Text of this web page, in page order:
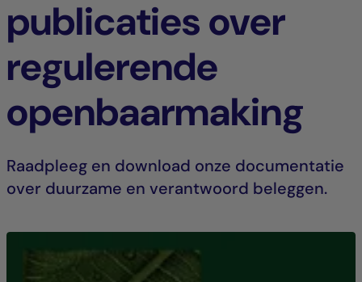
publicaties over
regulerende
openbaarmaking
Raadpleeg en download onze documentatie
over duurzame en verantwoord beleggen.